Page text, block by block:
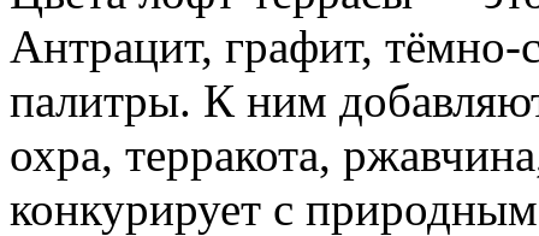
Антрацит, графит,
палитры. К ним
охра, терракота,
конкурирует с